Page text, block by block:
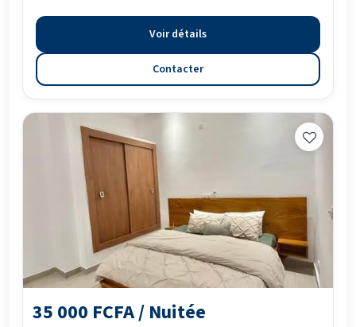
Voir détails
Contacter
35 000 FCFA / Nuitée